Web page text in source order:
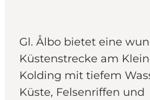
Gl. Ålbo bietet eine
Küstenstrecke am
Kolding mit tiefem
Küste, Felsenriffen und